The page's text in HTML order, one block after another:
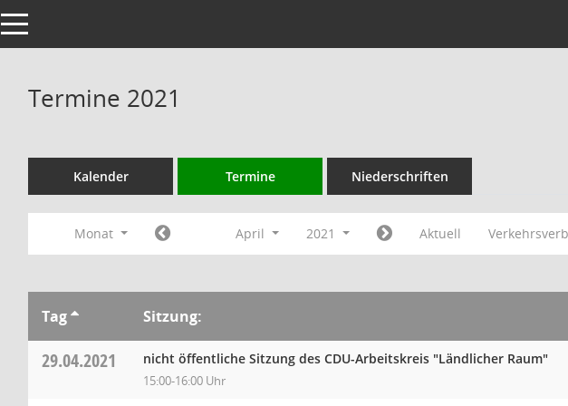
Toggle navigation
Termine 2021
Kalender Termine Niederschriften
Monat April 2021 Aktuell
Tag Sitzung:
29.04.2021 nicht öffentliche Sitzung des CDU-Arbeitskreis "Ländlicher Raum"
15:00-16:00 Uhr